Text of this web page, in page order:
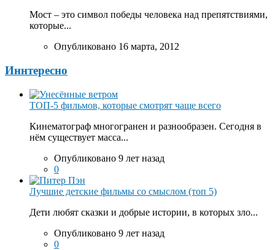
Мост – это символ победы человека над препятствиями,
которые...
Опубликовано 16 марта, 2012
Иннтересно
ТОП-5 фильмов, которые смотрят чаще всего
Кинематограф многогранен и разнообразен. Сегодня в
нём существует масса...
Опубликовано 9 лет назад
0
Лучшие детские фильмы со смыслом (топ 5)
Дети любят сказки и добрые истории, в которых зло...
Опубликовано 9 лет назад
0